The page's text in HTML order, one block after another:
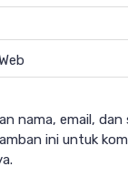
nama, email,
ini untuk